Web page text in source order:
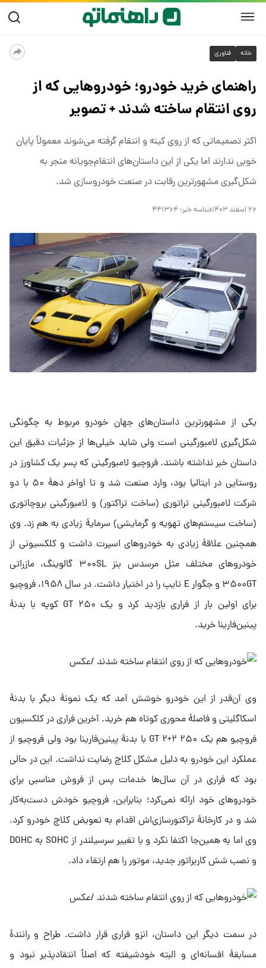
خانه فناوری
راهنمای خرید خودرو؛ خودروهایی که از
روی انتقام ساخته شدند + تصویر
اکثر تصمیماتی که از روی کینه و انتقام گرفته می‌شوند معمولاً پایان
خوبی ندارند اما یکی از این داستان‌های انتقام‌جویانه منجر به
شکل‌گیری مشهورترین رقابت در صنعت خودروسازی شد.
۲۶ اسفند ۱۴۰۳ شناسه خبر: ۴۴۱۳۶۴
یکی از مشهورترین داستان‌های جهان خودرو مربوط به چگونگی
شکل‌گیری لامبورگینی است ولی شاید خیلی‌ها از جزئیات دقیق این
داستان خبر نداشته باشند. فروچیو لامبورگینی که پسر یک کشاورز در
روستایی در ایتالیا بود، وارد صنعت شد و تا اواخر دههٔ ۵۰ با دو
شرکت لامبورگینی تراتوری (ساخت تراکتور) و لامبورگینی بروچاتوری
(ساخت سیستم‌های تهویه و گرمایشی) سرمایهٔ زیادی به هم زد. وی
همچنین علاقهٔ زیادی به خودروهای اسپرت داشت و کلکسیونی از
خودروهای مختلف مثل مرسدس بنز ۳۰۰SL گالوینگ، مازراتی
۳۵۰۰GT و جگوار E تایپ را در اختیار داشت. در سال ۱۹۵۸، فروچیو
برای اولین بار از فراری بازدید کرد و یک ۲۵۰ GT کوپه با بدنهٔ
پینین‌فارینا خرید.
وی آن‌قدر از این خودرو خوشش آمد که یک نمونهٔ دیگر با بدنهٔ
اسکاگلیتی و فاصلهٔ محوری کوتاه هم خرید. آخرین فراری در کلکسیون
فروچیو هم یک ۲۵۰ GT ۲+۲ با بدنهٔ پینین‌فارینا بود ولی فروچیو از
عملکرد این خودرو به دلیل مشکل کلاچ رضایت نداشت. این در حالی
بود که فراری در آن سال‌ها خدمات پس از فروش مناسبی برای
خودروهای خود ارائه نمی‌کرد؛ بنابراین، فروچیو خودش دست‌به‌کار
شد و در کارخانهٔ تراکتورسازی‌اش اقدام به تعویض کلاچ خودرو کرد.
وی اما به همین‌جا اکتفا نکرد و با تغییر سرسیلندر از SOHC به DOHC
و نصب شش کاربراتور جدید، موتور را هم ارتقاء داد.
در سمت دیگر این داستان، انزو فراری قرار داشت. طراح و رانندهٔ
مسابقهٔ افسانه‌ای و البته خودشیفته که اصلاً انتقادپذیر نبود و